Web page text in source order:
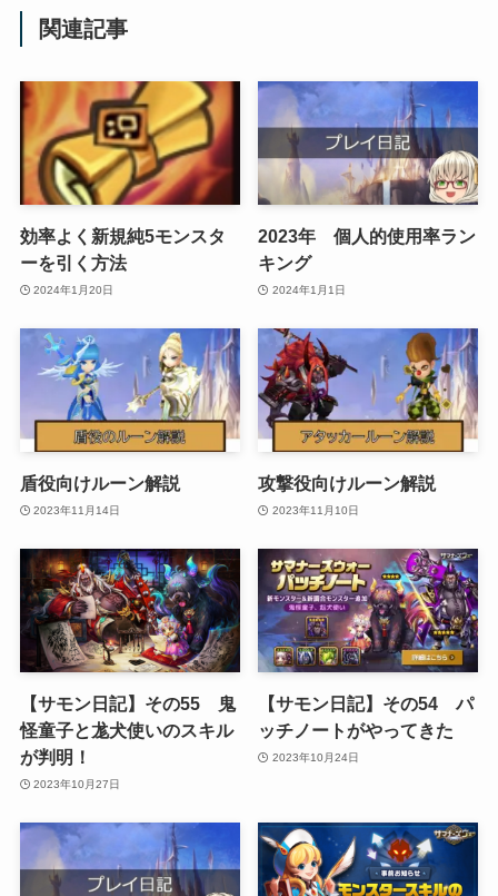
関連記事
効率よく新規純5モンスタ
ーを引く方法
2024年1月20日
2023年 個人的使用率ラン
キング
2024年1月1日
盾役向けルーン解説
2023年11月14日
攻撃役向けルーン解説
2023年11月10日
【サモン日記】その55 鬼
怪童子と尨犬使いのスキル
が判明！
2023年10月27日
【サモン日記】その54 パ
ッチノートがやってきた
2023年10月24日